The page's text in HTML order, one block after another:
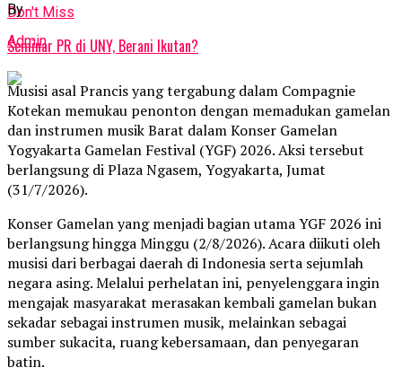
Don't Miss
Seminar PR di UNY, Berani Ikutan?
By
Admin
Musisi asal Prancis yang tergabung dalam Compagnie
Kotekan memukau penonton dengan memadukan gamelan
dan instrumen musik Barat dalam Konser Gamelan
Yogyakarta Gamelan Festival (YGF) 2026. Aksi tersebut
berlangsung di Plaza Ngasem, Yogyakarta, Jumat
(31/7/2026).
Konser Gamelan yang menjadi bagian utama YGF 2026 ini
berlangsung hingga Minggu (2/8/2026). Acara diikuti oleh
musisi dari berbagai daerah di Indonesia serta sejumlah
negara asing. Melalui perhelatan ini, penyelenggara ingin
mengajak masyarakat merasakan kembali gamelan bukan
sekadar sebagai instrumen musik, melainkan sebagai
sumber sukacita, ruang kebersamaan, dan penyegaran
batin.